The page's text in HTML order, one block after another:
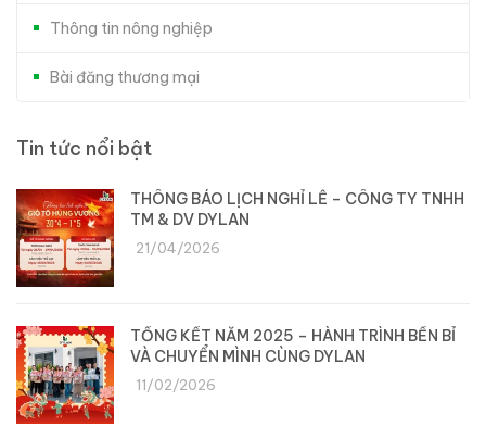
Thông tin nông nghiệp
Bài đăng thương mại
Tin tức nổi bật
THÔNG BÁO LỊCH NGHỈ LỄ – CÔNG TY TNHH
TM & DV DYLAN
21/04/2026
TỔNG KẾT NĂM 2025 – HÀNH TRÌNH BỀN BỈ
VÀ CHUYỂN MÌNH CÙNG DYLAN
11/02/2026